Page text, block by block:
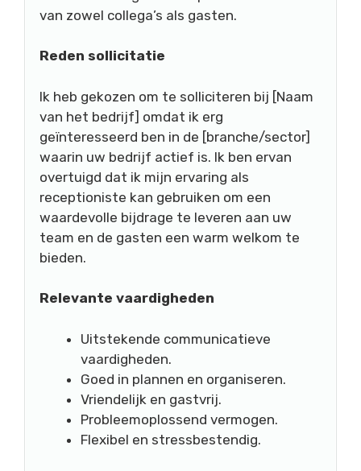
van zowel collega’s als gasten.
Reden sollicitatie
Ik heb gekozen om te solliciteren bij [Naam
van het bedrijf] omdat ik erg
geïnteresseerd ben in de [branche/sector]
waarin uw bedrijf actief is. Ik ben ervan
overtuigd dat ik mijn ervaring als
receptioniste kan gebruiken om een
waardevolle bijdrage te leveren aan uw
team en de gasten een warm welkom te
bieden.
Relevante vaardigheden
Uitstekende communicatieve
vaardigheden.
Goed in plannen en organiseren.
Vriendelijk en gastvrij.
Probleemoplossend vermogen.
Flexibel en stressbestendig.